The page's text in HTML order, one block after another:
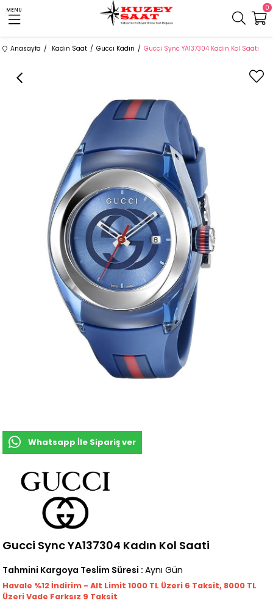
MENU 0
Anasayfa Kadın Saat Gucci Kadın Gucci Sync YA137304 Kadın Kol Saati
Whatsapp İle Sipariş ver
Gucci Sync YA137304 Kadın Kol Saati
Tahmini Kargoya Teslim Süresi : Aynı Gün
Havale %12 İndirim - Alt Limit 1000 TL Üzeri 6 Taksit, 8000 TL
Üzeri Vade Farksız 9 Taksit